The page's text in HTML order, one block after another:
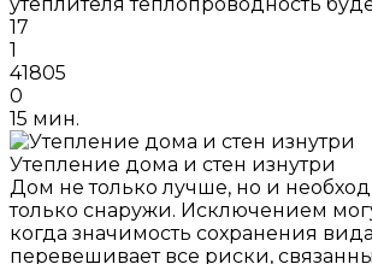
17
1
41805
0
15 мин.
Утепление дома и стен изнутри
Дом не только лучше, но и
только снаружи. Исключением
когда значимость сохранения
перевешивает все риски,